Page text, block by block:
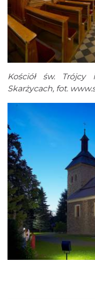
Kościół św.
Skarżycach, fot.